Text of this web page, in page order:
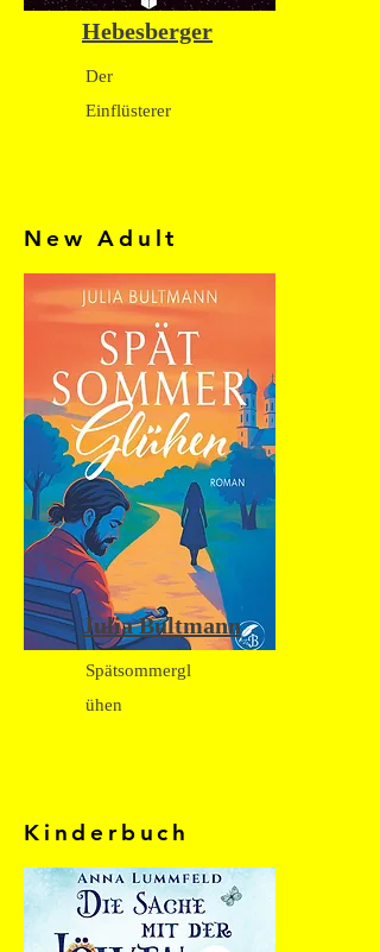
Hebesberger
Der
Einflüsterer
New Adult
Julia Bultmann
Spätsommergl
ühen
Kinderbuch